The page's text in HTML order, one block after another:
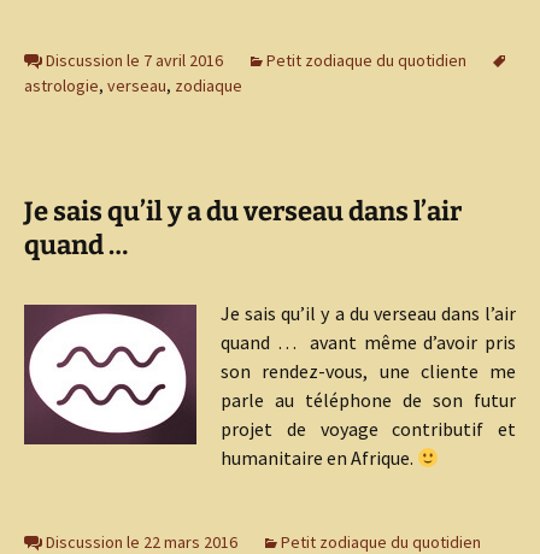
Discussion le 7 avril 2016
Petit zodiaque du quotidien
astrologie, verseau, zodiaque
Je sais qu’il y a du verseau dans l’air
quand …
Je sais qu’il y a du verseau dans l’air
quand … avant même d’avoir pris
son rendez-vous, une cliente me
parle au téléphone de son futur
projet de voyage contributif et
humanitaire en Afrique.
Discussion le 22 mars 2016
Petit zodiaque du quotidien